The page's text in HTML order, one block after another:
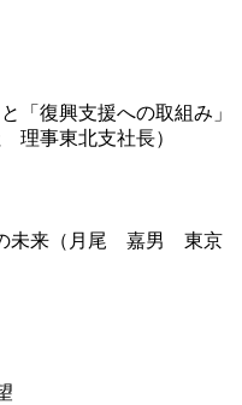
「復興支援への取組み」
事東北支社長）
未来（月尾 嘉男 東京